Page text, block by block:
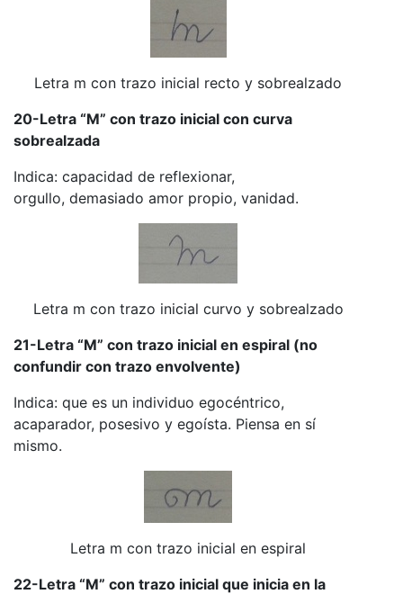
Letra m con trazo inicial recto y sobrealzado
20-Letra “M” con trazo inicial con curva
sobrealzada
Indica: capacidad de reflexionar,
orgullo, demasiado amor propio, vanidad.
Letra m con trazo inicial curvo y sobrealzado
21-Letra “M” con trazo inicial en espiral (no
confundir con trazo envolvente)
Indica: que es un individuo egocéntrico,
acaparador, posesivo y egoísta. Piensa en sí
mismo.
Letra m con trazo inicial en espiral
22-Letra “M” con trazo inicial que inicia en la